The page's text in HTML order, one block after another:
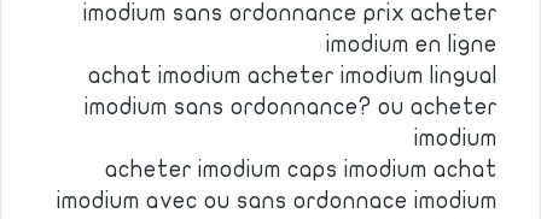
imodium sans ordonnance prix acheter
imodium en ligne
achat imodium acheter imodium lingual
imodium sans ordonnance? ou acheter
imodium
acheter imodium caps imodium achat
imodium avec ou sans ordonnace imodium